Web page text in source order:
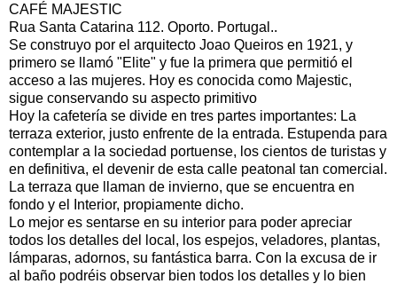
CAFÉ MAJESTIC
Rua Santa Catarina 112. Oporto. Portugal..
Se construyo por el arquitecto Joao Queiros en 1921, y
primero se llamó "Elite" y fue la primera que permitió el
acceso a las mujeres. Hoy es conocida como Majestic,
sigue conservando su aspecto primitivo
Hoy la cafetería se divide en tres partes importantes: La
terraza exterior, justo enfrente de la entrada. Estupenda para
contemplar a la sociedad portuense, los cientos de turistas y
en definitiva, el devenir de esta calle peatonal tan comercial.
La terraza que llaman de invierno, que se encuentra en
fondo y el Interior, propiamente dicho.
Lo mejor es sentarse en su interior para poder apreciar
todos los detalles del local, los espejos, veladores, plantas,
lámparas, adornos, su fantástica barra. Con la excusa de ir
al baño podréis observar bien todos los detalles y lo bien